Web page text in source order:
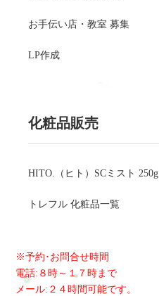
お手伝い店・教室 募集
LP作成
化粧品販売
HITO.（ヒト）SCミスト 250g
トレフル 化粧品一覧
※予約･お問合せ時間
電話:８時～１７時まで
メール:２４時間可能です。